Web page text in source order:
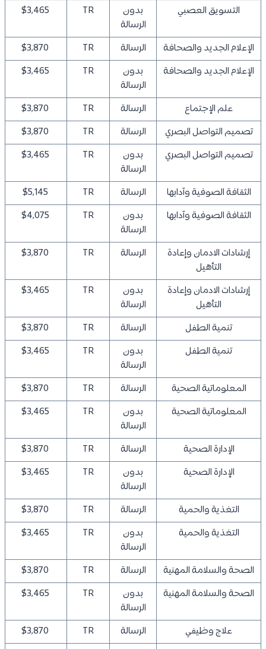
التسويق العصبي
بدون
الرسالة
TR
الإعلام الجديد والصحافة الرسالة TR
الإعلام الجديد والصحافة
بدون
الرسالة
TR
علم الإجتماع الرسالة TR
تصميم التواصل البصري
الرسالة TR
تصميم التواصل البصري
بدون
الرسالة
TR
الثقافة الصوفية وآدابها الرسالة TR
الثقافة الصوفية وآدابها
بدون
الرسالة
TR
إرشادات الادمان وإعادة
التأهيل
الرسالة TR
إرشادات الادمان وإعادة
التأهيل
بدون
الرسالة
TR
تنمية الطفل الرسالة TR
تنمية الطفل
بدون
الرسالة
TR
المعلوماتية الصحية الرسالة TR
المعلوماتية الصحية
بدون
الرسالة
TR
الإدارة الصحية الرسالة TR
الإدارة الصحية
بدون
الرسالة
TR
التغذية والحمية الرسالة TR
التغذية والحمية
بدون
الرسالة
TR
الصحة والسلامة المهنية الرسالة TR
الصحة والسلامة المهنية
بدون
الرسالة
TR
علاج وظيفي الرسالة TR